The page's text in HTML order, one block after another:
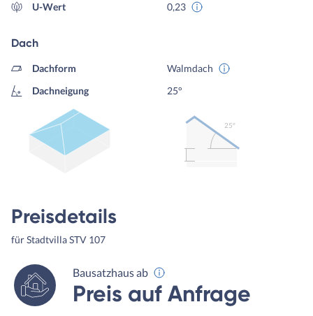
U-Wert
0,23
Dach
Dachform
Walmdach
Dachneigung
25°
25º
Preisdetails
für Stadtvilla STV 107
Bausatzhaus ab
Preis auf Anfrage